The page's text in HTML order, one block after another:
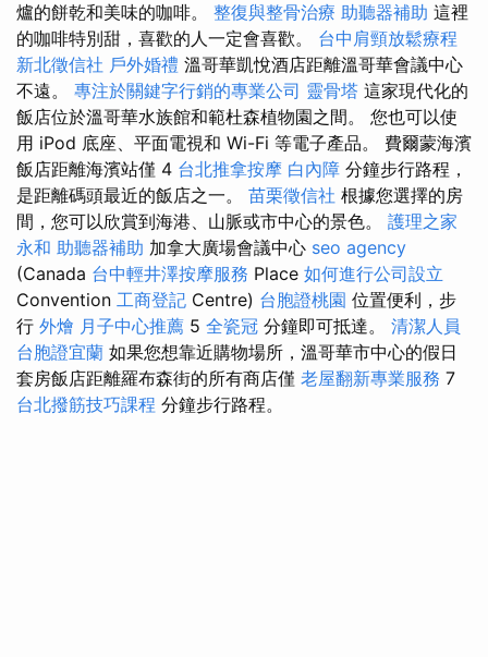
爐的餅乾和美味的咖啡。 整復與整骨治療 助聽器補助 這裡
的咖啡特別甜，喜歡的人一定會喜歡。 台中肩頸放鬆療程
新北徵信社 戶外婚禮 溫哥華凱悅酒店距離溫哥華會議中心
不遠。 專注於關鍵字行銷的專業公司 靈骨塔 這家現代化的
飯店位於溫哥華水族館和範杜森植物園之間。 您也可以使
用 iPod 底座、平面電視和 Wi-Fi 等電子產品。 費爾蒙海濱
飯店距離海濱站僅 4 台北推拿按摩 白內障 分鐘步行路程，
是距離碼頭最近的飯店之一。 苗栗徵信社 根據您選擇的房
間，您可以欣賞到海港、山脈或市中心的景色。 護理之家
永和 助聽器補助 加拿大廣場會議中心 seo agency
(Canada 台中輕井澤按摩服務 Place 如何進行公司設立
Convention 工商登記 Centre) 台胞證桃園 位置便利，步
行 外燴 月子中心推薦 5 全瓷冠 分鐘即可抵達。 清潔人員
台胞證宜蘭 如果您想靠近購物場所，溫哥華市中心的假日
套房飯店距離羅布森街的所有商店僅 老屋翻新專業服務 7
台北撥筋技巧課程 分鐘步行路程。